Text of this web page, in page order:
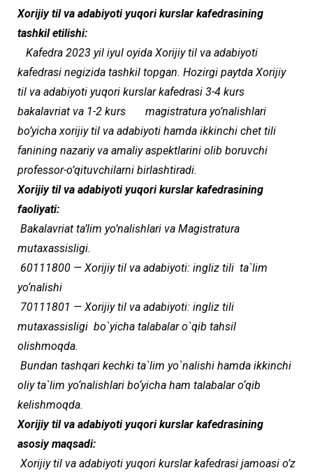
Xorijiy til va adabiyoti yuqori kurslar kafedrasining
tashkil etilishi:
Kafedra 2023 yil iyul oyida Xorijiy til va adabiyoti
kafedrasi negizida tashkil topgan. Hozirgi paytda Xorijiy
til va adabiyoti yuqori kurslar kafedrasi 3-4 kurs
bakalavriat va 1-2 kurs magistratura yo’nalishlari
bo’yicha xorijiy til va adabiyoti hamda ikkinchi chet tili
fanining nazariy va amaliy aspektlarini olib boruvchi
professor-o’qituvchilarni birlashtiradi.
Xorijiy til va adabiyoti yuqori kurslar kafedrasining
faoliyati:
Bakalavriat ta’lim yo’nalishlari va Magistratura
mutaxassisligi.
60111800 — Xorijiy til va adabiyoti: ingliz tili ta`lim
yo‘nalishi
70111801 — Xorijiy til va adabiyoti: ingliz tili
mutaxassisligi bo`yicha talabalar o`qib tahsil
olishmoqda.
Bundan tashqari kechki ta`lim yo`nalishi hamda ikkinchi
oliy ta`lim yo‘nalishlari bo‘yicha ham talabalar o‘qib
kelishmoqda.
Xorijiy til va adabiyoti yuqori kurslar kafedrasining
asosiy maqsadi:
Xorijiy til va adabiyoti yuqori kurslar kafedrasi jamoasi o’z